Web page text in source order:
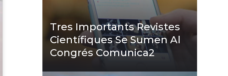
Tres Importants Revistes
Científiques Se Sumen Al
Congrés Comunica2